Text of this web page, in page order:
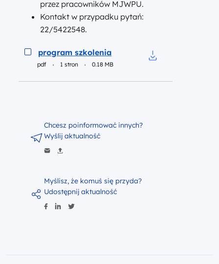
przez pracowników MJWPU.
Kontakt w przypadku pytań:
22/5422548.
Podgląd
program szkolenia
pdf 1 stron 0.18 MB
Myślisz, że komuś się przyda?
Udostępnij aktualność
Chcesz poinformować innych?
Wyślij aktualność